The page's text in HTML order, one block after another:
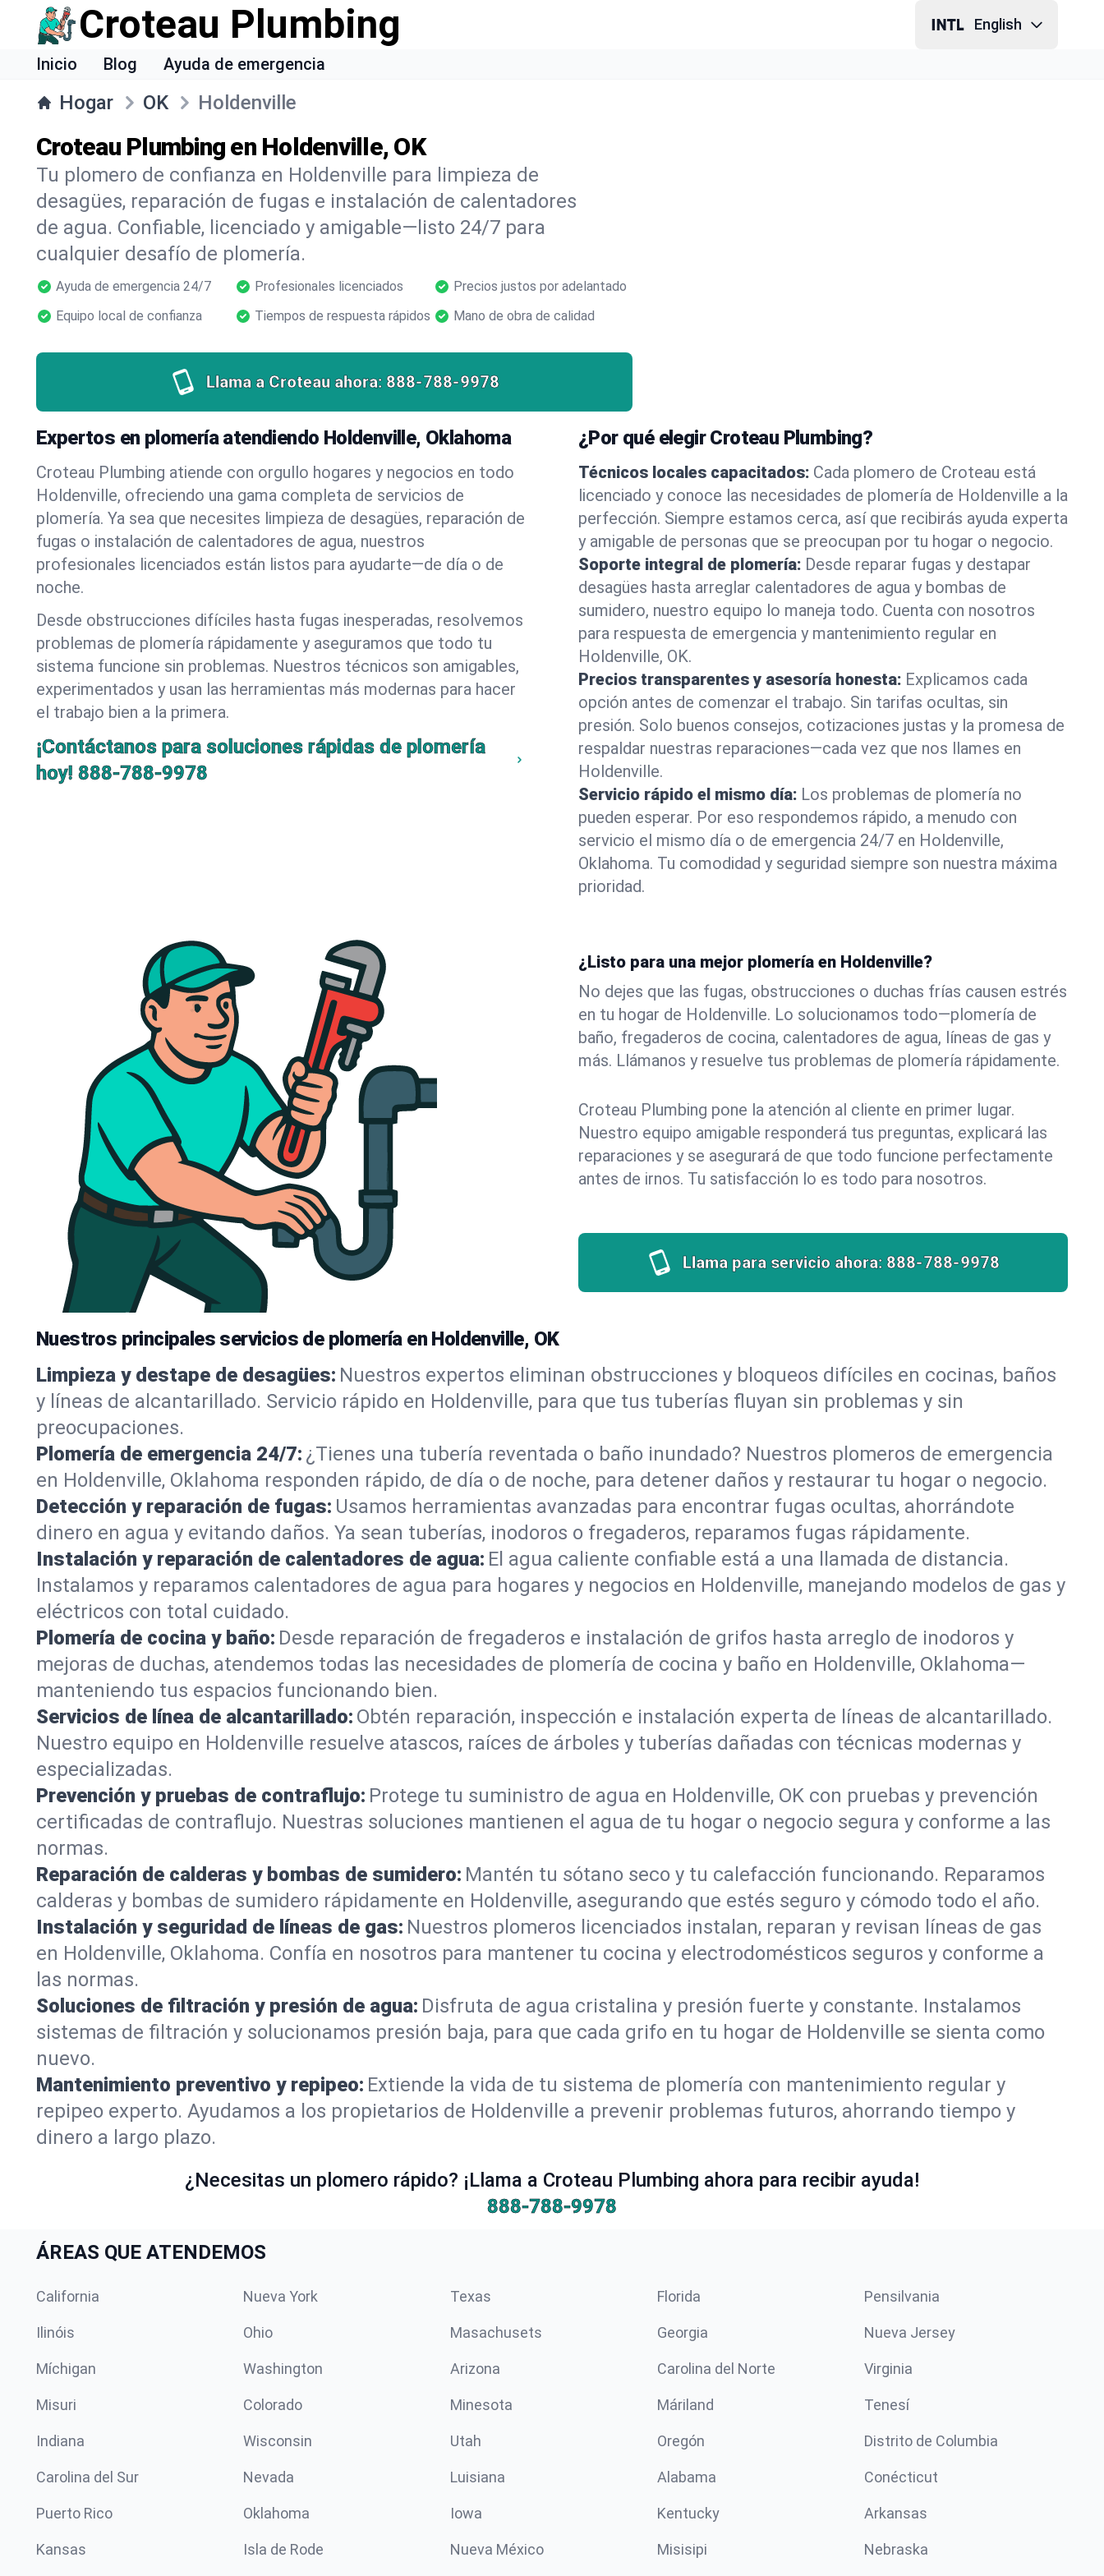
Croteau Plumbing English
Inicio Blog Ayuda de emergencia
Hogar OK Holdenville
Croteau Plumbing en Holdenville, OK
Tu plomero de confianza en Holdenville para limpieza de
desagües, reparación de fugas e instalación de calentadores
de agua. Confiable, licenciado y amigable—listo 24/7 para
cualquier desafío de plomería.
Ayuda de emergencia 24/7 Profesionales licenciados
Precios justos por adelantado
Equipo local de confianza
Tiempos de respuesta rápidos Mano de obra de calidad
Llama a Croteau ahora: 888-788-9978
Expertos en plomería atendiendo Holdenville, Oklahoma
Croteau Plumbing atiende con orgullo hogares y negocios en todo
Holdenville, ofreciendo una gama completa de servicios de
plomería. Ya sea que necesites limpieza de desagües, reparación de
fugas o instalación de calentadores de agua, nuestros
profesionales licenciados están listos para ayudarte—de día o de
noche.
Desde obstrucciones difíciles hasta fugas inesperadas, resolvemos
problemas de plomería rápidamente y aseguramos que todo tu
sistema funcione sin problemas. Nuestros técnicos son amigables,
experimentados y usan las herramientas más modernas para hacer
el trabajo bien a la primera.
¡Contáctanos para soluciones rápidas de plomería
hoy! 888-788-9978
¿Por qué elegir Croteau Plumbing?
Técnicos locales capacitados: Cada plomero de Croteau está
licenciado y conoce las necesidades de plomería de Holdenville a la
perfección. Siempre estamos cerca, así que recibirás ayuda experta
y amigable de personas que se preocupan por tu hogar o negocio.
Soporte integral de plomería: Desde reparar fugas y destapar
desagües hasta arreglar calentadores de agua y bombas de
sumidero, nuestro equipo lo maneja todo. Cuenta con nosotros
para respuesta de emergencia y mantenimiento regular en
Holdenville, OK.
Precios transparentes y asesoría honesta: Explicamos cada
opción antes de comenzar el trabajo. Sin tarifas ocultas, sin
presión. Solo buenos consejos, cotizaciones justas y la promesa de
respaldar nuestras reparaciones—cada vez que nos llames en
Holdenville.
Servicio rápido el mismo día: Los problemas de plomería no
pueden esperar. Por eso respondemos rápido, a menudo con
servicio el mismo día o de emergencia 24/7 en Holdenville,
Oklahoma. Tu comodidad y seguridad siempre son nuestra máxima
prioridad.
¿Listo para una mejor plomería en Holdenville?
No dejes que las fugas, obstrucciones o duchas frías causen estrés
en tu hogar de Holdenville. Lo solucionamos todo—plomería de
baño, fregaderos de cocina, calentadores de agua, líneas de gas y
más. Llámanos y resuelve tus problemas de plomería rápidamente.
Croteau Plumbing pone la atención al cliente en primer lugar.
Nuestro equipo amigable responderá tus preguntas, explicará las
reparaciones y se asegurará de que todo funcione perfectamente
antes de irnos. Tu satisfacción lo es todo para nosotros.
Llama para servicio ahora: 888-788-9978
Nuestros principales servicios de plomería en Holdenville, OK
Limpieza y destape de desagües: Nuestros expertos eliminan obstrucciones y bloqueos difíciles en cocinas, baños
y líneas de alcantarillado. Servicio rápido en Holdenville, para que tus tuberías fluyan sin problemas y sin
preocupaciones.
Plomería de emergencia 24/7: ¿Tienes una tubería reventada o baño inundado? Nuestros plomeros de emergencia
en Holdenville, Oklahoma responden rápido, de día o de noche, para detener daños y restaurar tu hogar o negocio.
Detección y reparación de fugas: Usamos herramientas avanzadas para encontrar fugas ocultas, ahorrándote
dinero en agua y evitando daños. Ya sean tuberías, inodoros o fregaderos, reparamos fugas rápidamente.
Instalación y reparación de calentadores de agua: El agua caliente confiable está a una llamada de distancia.
Instalamos y reparamos calentadores de agua para hogares y negocios en Holdenville, manejando modelos de gas y
eléctricos con total cuidado.
Plomería de cocina y baño: Desde reparación de fregaderos e instalación de grifos hasta arreglo de inodoros y
mejoras de duchas, atendemos todas las necesidades de plomería de cocina y baño en Holdenville, Oklahoma—
manteniendo tus espacios funcionando bien.
Servicios de línea de alcantarillado: Obtén reparación, inspección e instalación experta de líneas de alcantarillado.
Nuestro equipo en Holdenville resuelve atascos, raíces de árboles y tuberías dañadas con técnicas modernas y
especializadas.
Prevención y pruebas de contraflujo: Protege tu suministro de agua en Holdenville, OK con pruebas y prevención
certificadas de contraflujo. Nuestras soluciones mantienen el agua de tu hogar o negocio segura y conforme a las
normas.
Reparación de calderas y bombas de sumidero: Mantén tu sótano seco y tu calefacción funcionando. Reparamos
calderas y bombas de sumidero rápidamente en Holdenville, asegurando que estés seguro y cómodo todo el año.
Instalación y seguridad de líneas de gas: Nuestros plomeros licenciados instalan, reparan y revisan líneas de gas
en Holdenville, Oklahoma. Confía en nosotros para mantener tu cocina y electrodomésticos seguros y conforme a
las normas.
Soluciones de filtración y presión de agua: Disfruta de agua cristalina y presión fuerte y constante. Instalamos
sistemas de filtración y solucionamos presión baja, para que cada grifo en tu hogar de Holdenville se sienta como
nuevo.
Mantenimiento preventivo y repipeo: Extiende la vida de tu sistema de plomería con mantenimiento regular y
repipeo experto. Ayudamos a los propietarios de Holdenville a prevenir problemas futuros, ahorrando tiempo y
dinero a largo plazo.
¿Necesitas un plomero rápido? ¡Llama a Croteau Plumbing ahora para recibir ayuda!
888-788-9978
ÁREAS QUE ATENDEMOS
California Nueva York Texas Florida Pensilvania
Ilinóis Ohio Masachusets Georgia Nueva Jersey
Míchigan Washington Arizona Carolina del Norte Virginia
Misuri Colorado Minesota Máriland Tenesí
Indiana Wisconsin Utah Oregón Distrito de Columbia
Carolina del Sur Nevada Luisiana Alabama Conécticut
Puerto Rico Oklahoma Iowa Kentucky Arkansas
Kansas Isla de Rode Nueva México Misisipi Nebraska